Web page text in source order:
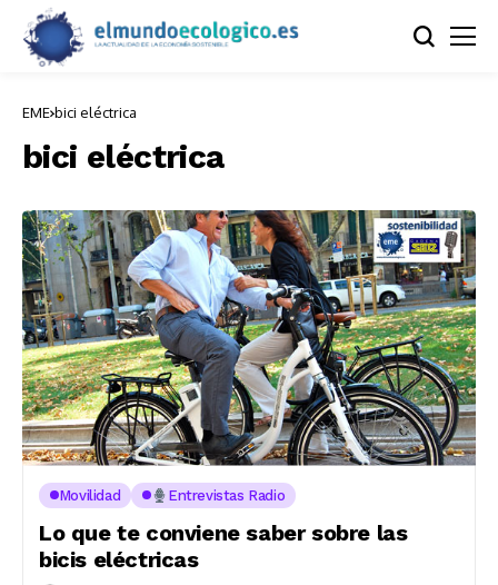
EME bici eléctrica
bici eléctrica
Movilidad Entrevistas Radio
Lo que te conviene saber sobre las
bicis eléctricas